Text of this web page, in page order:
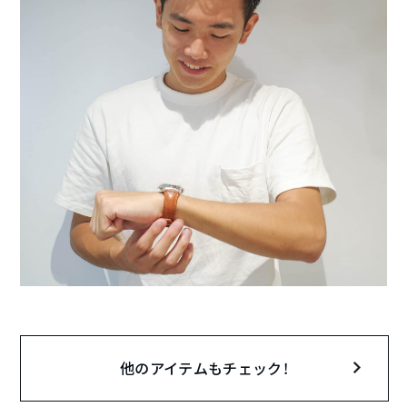
他のアイテムもチェック！